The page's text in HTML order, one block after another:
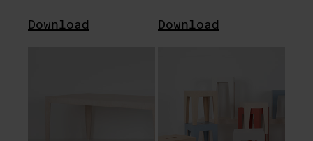
Download Download